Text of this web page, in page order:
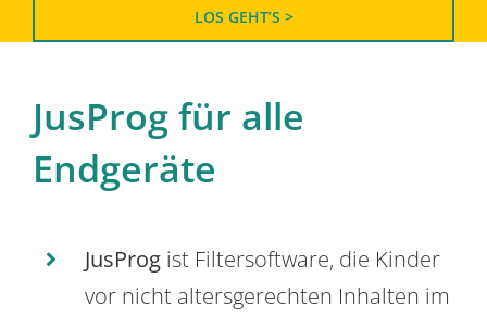
LOS GEHT’S >
JusProg für alle
Endgeräte
JusProg ist Filtersoftware, die Kinder
vor nicht altersgerechten Inhalten im